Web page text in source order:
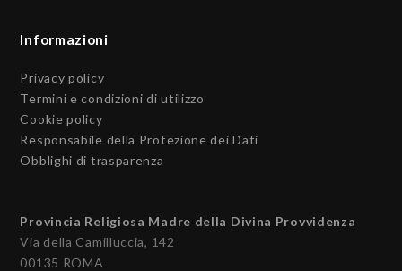
Informazioni
Privacy policy
Termini e condizioni di utilizzo
Cookie policy
Responsabile della Protezione dei Dati
Obblighi di trasparenza
Provincia Religiosa Madre della Divina Provvidenza
Via della Camilluccia, 142
00135 ROMA